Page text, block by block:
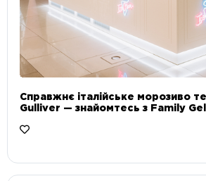
Справжнє італійське морозиво
Gulliver — знайомтесь з Family